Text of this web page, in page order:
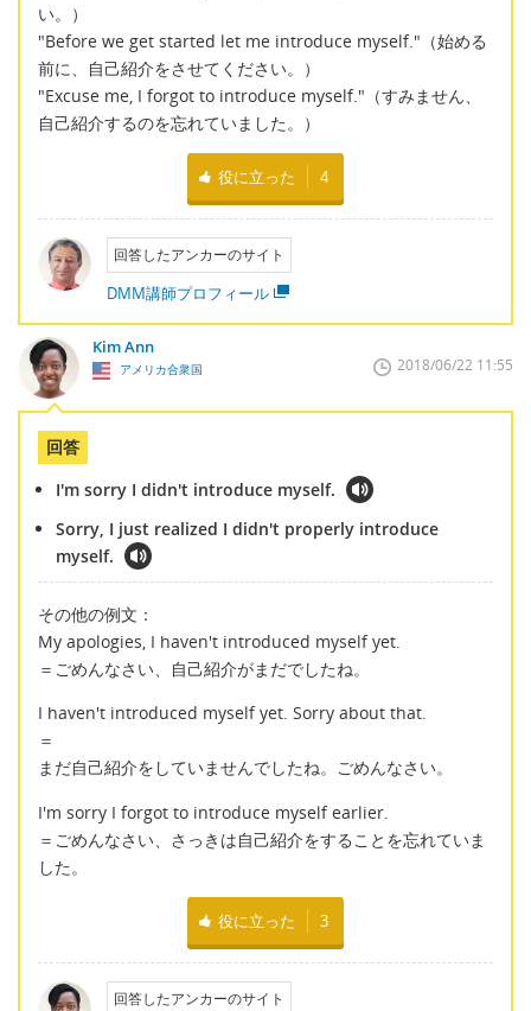
い。）
"Before we get started let me introduce myself."（始める
前に、自己紹介をさせてください。）
"Excuse me, I forgot to introduce myself."（すみません、
自己紹介するのを忘れていました。）
役に立った 4
回答したアンカーのサイト
DMM講師プロフィール
Kim Ann
アメリカ合衆国 2018/06/22 11:55
回答
I'm sorry I didn't introduce myself.
Sorry, I just realized I didn't properly introduce
myself.
その他の例文：
My apologies, I haven't introduced myself yet.
＝ごめんなさい、自己紹介がまだでしたね。
I haven't introduced myself yet. Sorry about that.
＝
まだ自己紹介をしていませんでしたね。ごめんなさい。
I'm sorry I forgot to introduce myself earlier.
＝ごめんなさい、さっきは自己紹介をすることを忘れていま
した。
役に立った 3
回答したアンカーのサイト